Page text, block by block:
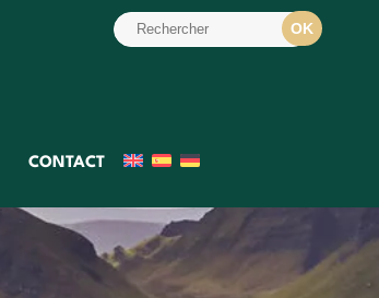
CONTACT